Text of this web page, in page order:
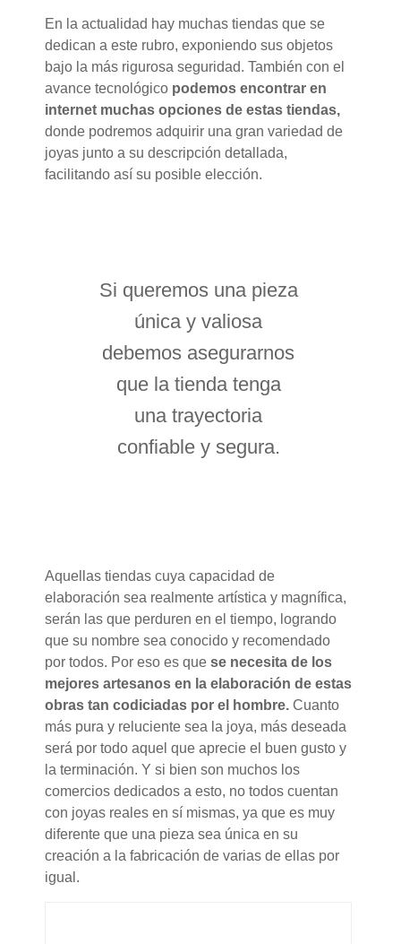
En la actualidad hay muchas tiendas que se
dedican a este rubro, exponiendo sus objetos
bajo la más rigurosa seguridad. También con el
avance tecnológico podemos encontrar en
internet muchas opciones de estas tiendas,
donde podremos adquirir una gran variedad de
joyas junto a su descripción detallada,
facilitando así su posible elección.
Si queremos una pieza
única y valiosa
debemos asegurarnos
que la tienda tenga
una trayectoria
confiable y segura.
Aquellas tiendas cuya capacidad de
elaboración sea realmente artística y magnífica,
serán las que perduren en el tiempo, logrando
que su nombre sea conocido y recomendado
por todos. Por eso es que se necesita de los
mejores artesanos en la elaboración de estas
obras tan codiciadas por el hombre. Cuanto
más pura y reluciente sea la joya, más deseada
será por todo aquel que aprecie el buen gusto y
la terminación. Y si bien son muchos los
comercios dedicados a esto, no todos cuentan
con joyas reales en sí mismas, ya que es muy
diferente que una pieza sea única en su
creación a la fabricación de varias de ellas por
igual.